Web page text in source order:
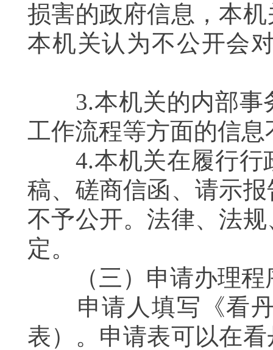
损害的政府信息，本
本机关认为不公开会
3.本机关的内部事
工作流程等方面的信
4.本机关在履行行
稿、磋商信函、请示
不予公开。法律、法
定。
（三）申请办理
申请人填写《看丹
表）。申请表可以在